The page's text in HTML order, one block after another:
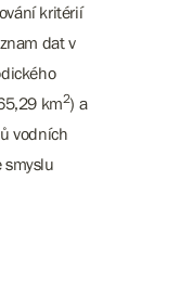
kritérií
dat v
km2) a
vodních
smyslu